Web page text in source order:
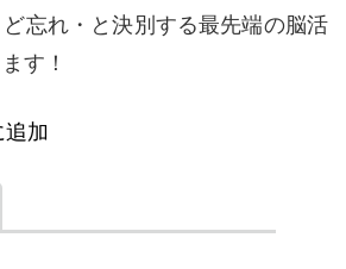
忘れ・と決別する最先端の脳活
す！
追加